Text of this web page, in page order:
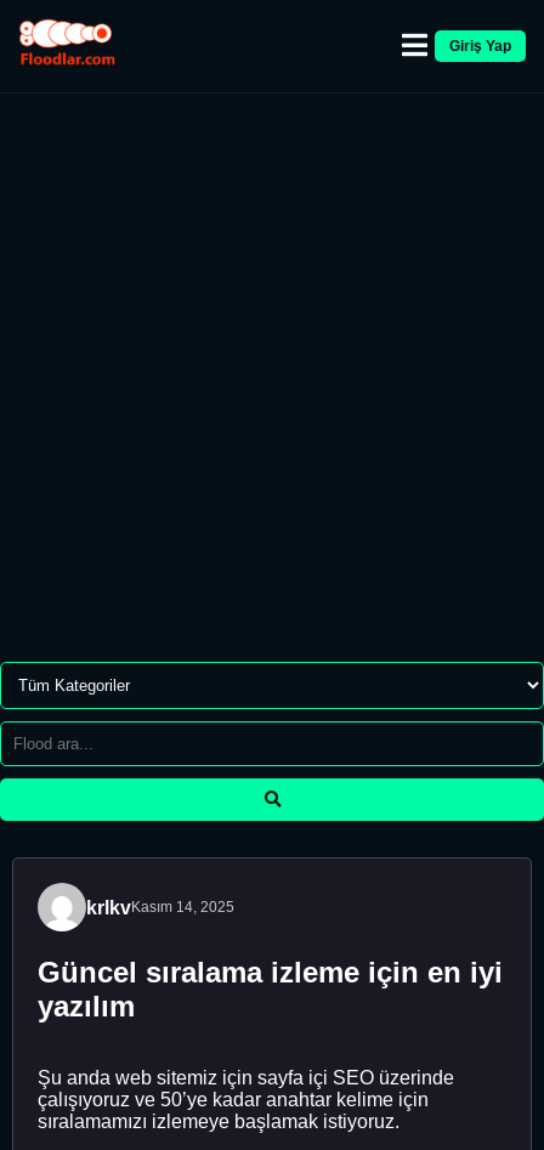
Giriş Yap
krlkvKasım 14, 2025
Güncel sıralama izleme için en iyi
yazılım
Şu anda web sitemiz için sayfa içi SEO üzerinde
çalışıyoruz ve 50’ye kadar anahtar kelime için
sıralamamızı izlemeye başlamak istiyoruz.